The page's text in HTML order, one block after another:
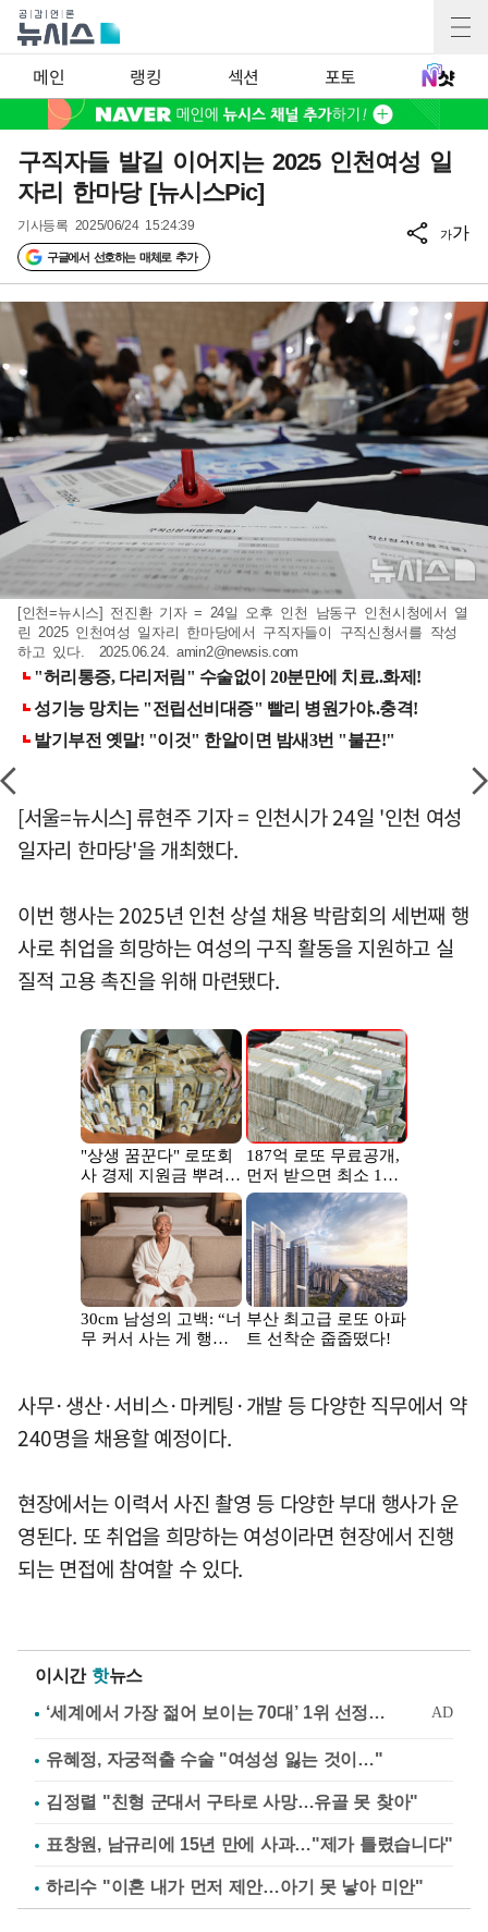
메인 랭킹 섹션 포토
구직자들 발길 이어지는 2025 인천여성 일
자리 한마당 [뉴시스Pic]
기사등록 2025/06/24 15:24:39
구글에서 선호하는 매체로 추가
가가
[인천=뉴시스] 전진환 기자 = 24일 오후 인천 남동구 인천시청에서 열
린 2025 인천여성 일자리 한마당에서 구직자들이 구직신청서를 작성
하고 있다. 2025.06.24. amin2@newsis.com
[서울=뉴시스] 류현주 기자 = 인천시가 24일 '인천 여성
일자리 한마당'을 개최했다.
이번 행사는 2025년 인천 상설 채용 박람회의 세번째 행
사로 취업을 희망하는 여성의 구직 활동을 지원하고 실
질적 고용 촉진을 위해 마련됐다.
사무·생산·서비스·마케팅·개발 등 다양한 직무에서 약
240명을 채용할 예정이다.
현장에서는 이력서 사진 촬영 등 다양한 부대 행사가 운
영된다. 또 취업을 희망하는 여성이라면 현장에서 진행
되는 면접에 참여할 수 있다.
이시간 핫뉴스
유혜정, 자궁적출 수술 "여성성 잃는 것이…"
김정렬 "친형 군대서 구타로 사망…유골 못 찾아"
표창원, 남규리에 15년 만에 사과…"제가 틀렸습니다"
하리수 "이혼 내가 먼저 제안…아기 못 낳아 미안"